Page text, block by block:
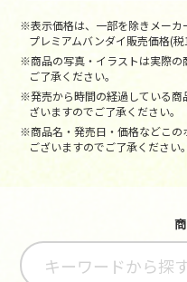
※表示価格は、一部を除きメーカ
プレミアムバンダイ販売価格(税
※商品の写真・イラストは実際の
ご了承ください。
※発売から時間の経過している商
ざいますのでご了承ください。
※商品名・発売日・価格などこの
ございますのでご了承ください。